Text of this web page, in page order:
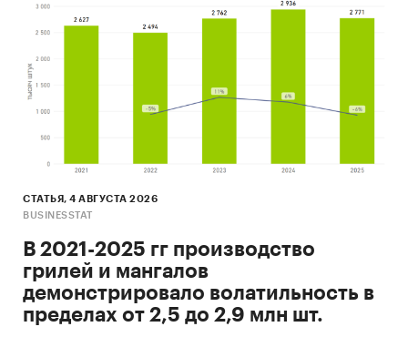
СТАТЬЯ, 4 АВГУСТА 2026
BUSINESSTAT
В 2021-2025 гг производство
грилей и мангалов
демонстрировало волатильность в
пределах от 2,5 до 2,9 млн шт.